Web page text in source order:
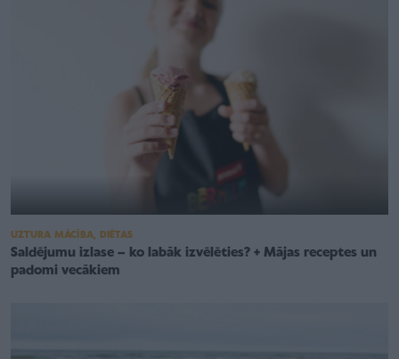
UZTURA MĀCĪBA, DIĒTAS
Saldējumu izlase – ko labāk izvēlēties? + Mājas receptes un
padomi vecākiem